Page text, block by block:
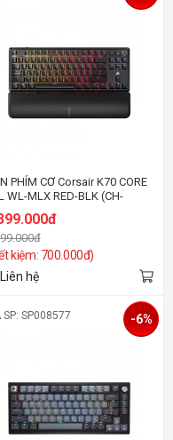
PHÍM CƠ Corsair K70 CORE
WL-MLX RED-BLK (CH-
kiệm: 700.000đ)
Liên hệ
SP: SP008577 -6%